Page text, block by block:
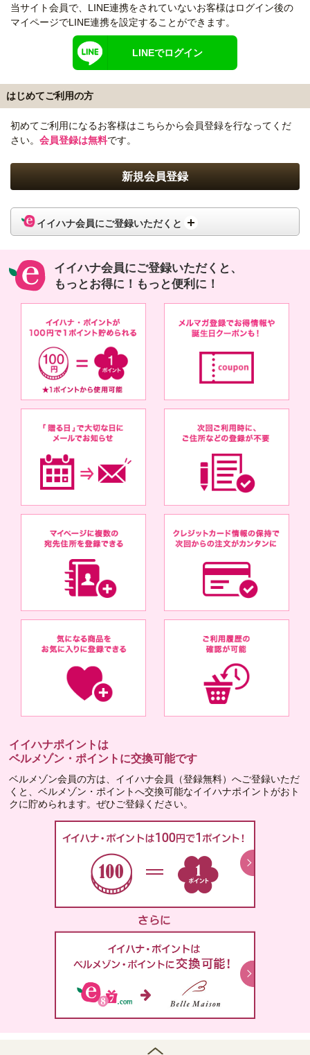
当サイト会員で、LINE連携をされていないお客様はログイン後の
マイページでLINE連携を設定することができます。
LINEでログイン
はじめてご利用の方
初めてご利用になるお客様はこちらから会員登録を行なってくだ
さい。 会員登録は無料です。
イイハナ会員にご登録いただくと
イイハナ会員にご登録いただくと、
もっとお得に！もっと便利に！
イイハナポイントは
ベルメゾン・ポイントに交換可能です
ベルメゾン会員の方は、イイハナ会員（登録無料）へご登録いただ
くと、ベルメゾン・ポイントへ交換可能なイイハナポイントがおト
クに貯められます。ぜひご登録ください。